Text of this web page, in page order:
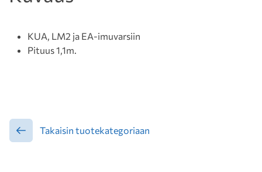
KUA, LM2 ja EA-imuvarsiin
Pituus 1,1m.
Takaisin tuotekategoriaan